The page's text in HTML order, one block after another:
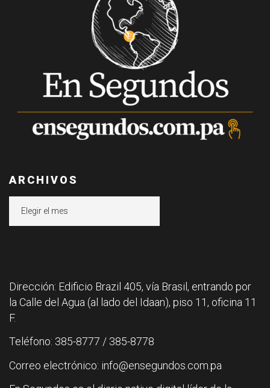
ARCHIVOS
Dirección: Edificio Brazil 405, vía Brasil, entrando por
la Calle del Agua (al lado del Idaan), piso 11, oficina 11
F.
Teléfono: 385-8777 / 385-8778
Correo electrónico: info@ensegundos.com.pa